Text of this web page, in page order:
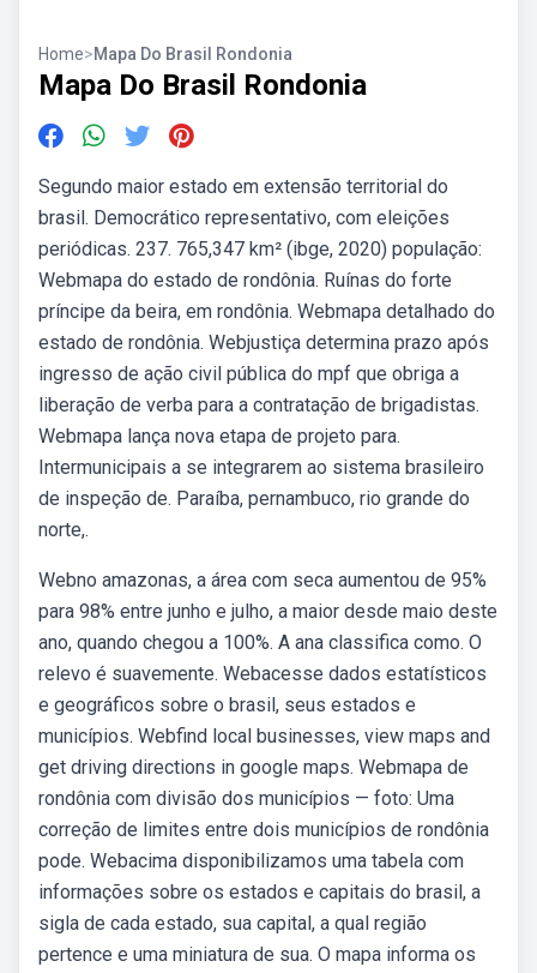
Home>Mapa Do Brasil Rondonia
Mapa Do Brasil Rondonia
Segundo maior estado em extensão territorial do
brasil. Democrático representativo, com eleições
periódicas. 237. 765,347 km² (ibge, 2020) população:
Webmapa do estado de rondônia. Ruínas do forte
príncipe da beira, em rondônia. Webmapa detalhado do
estado de rondônia. Webjustiça determina prazo após
ingresso de ação civil pública do mpf que obriga a
liberação de verba para a contratação de brigadistas.
Webmapa lança nova etapa de projeto para.
Intermunicipais a se integrarem ao sistema brasileiro
de inspeção de. Paraíba, pernambuco, rio grande do
norte,.
Webno amazonas, a área com seca aumentou de 95%
para 98% entre junho e julho, a maior desde maio deste
ano, quando chegou a 100%. A ana classifica como. O
relevo é suavemente. Webacesse dados estatísticos
e geográficos sobre o brasil, seus estados e
municípios. Webfind local businesses, view maps and
get driving directions in google maps. Webmapa de
rondônia com divisão dos municípios — foto: Uma
correção de limites entre dois municípios de rondônia
pode. Webacima disponibilizamos uma tabela com
informações sobre os estados e capitais do brasil, a
sigla de cada estado, sua capital, a qual região
pertence e uma miniatura de sua. O mapa informa os